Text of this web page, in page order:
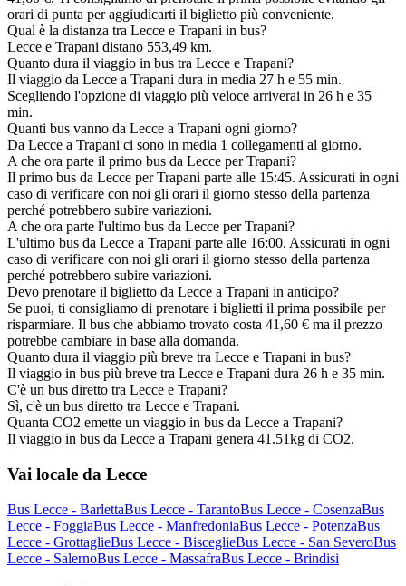
orari di punta per aggiudicarti il biglietto più conveniente.
Qual è la distanza tra Lecce e Trapani in bus?
Lecce e Trapani distano 553,49 km.
Quanto dura il viaggio in bus tra Lecce e Trapani?
Il viaggio da Lecce a Trapani dura in media 27 h e 55 min.
Scegliendo l'opzione di viaggio più veloce arriverai in 26 h e 35
min.
Quanti bus vanno da Lecce a Trapani ogni giorno?
Da Lecce a Trapani ci sono in media 1 collegamenti al giorno.
A che ora parte il primo bus da Lecce per Trapani?
Il primo bus da Lecce per Trapani parte alle 15:45. Assicurati in ogni
caso di verificare con noi gli orari il giorno stesso della partenza
perché potrebbero subire variazioni.
A che ora parte l'ultimo bus da Lecce per Trapani?
L'ultimo bus da Lecce a Trapani parte alle 16:00. Assicurati in ogni
caso di verificare con noi gli orari il giorno stesso della partenza
perché potrebbero subire variazioni.
Devo prenotare il biglietto da Lecce a Trapani in anticipo?
Se puoi, ti consigliamo di prenotare i biglietti il prima possibile per
risparmiare. Il bus che abbiamo trovato costa 41,60 € ma il prezzo
potrebbe cambiare in base alla domanda.
Quanto dura il viaggio più breve tra Lecce e Trapani in bus?
Il viaggio in bus più breve tra Lecce e Trapani dura 26 h e 35 min.
C'è un bus diretto tra Lecce e Trapani?
Sì, c'è un bus diretto tra Lecce e Trapani.
Quanta CO2 emette un viaggio in bus da Lecce a Trapani?
Il viaggio in bus da Lecce a Trapani genera 41.51kg di CO2.
Vai locale da Lecce
Bus Lecce - BarlettaBus Lecce - TarantoBus Lecce - CosenzaBus
Lecce - FoggiaBus Lecce - ManfredoniaBus Lecce - PotenzaBus
Lecce - GrottaglieBus Lecce - BisceglieBus Lecce - San SeveroBus
Lecce - SalernoBus Lecce - MassafraBus Lecce - Brindisi